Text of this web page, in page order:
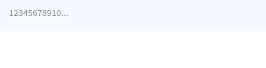
12345678910...